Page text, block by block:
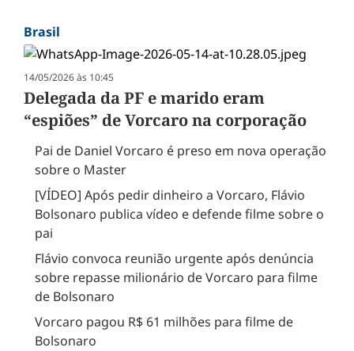
Brasil
14/05/2026 às 10:45
Delegada da PF e marido eram
“espiões” de Vorcaro na corporação
Pai de Daniel Vorcaro é preso em nova operação
sobre o Master
[VÍDEO] Após pedir dinheiro a Vorcaro, Flávio
Bolsonaro publica vídeo e defende filme sobre o
pai
Flávio convoca reunião urgente após denúncia
sobre repasse milionário de Vorcaro para filme
de Bolsonaro
Vorcaro pagou R$ 61 milhões para filme de
Bolsonaro